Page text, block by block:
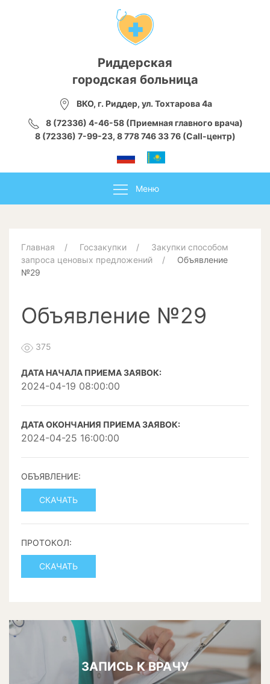
Риддерская
городская больница
ВКО, г. Риддер, ул. Тохтарова 4а
8 (72336) 4-46-58 (Приемная главного врача)
8 (72336) 7-99-23, 8 778 746 33 76 (Call-центр)
Меню
Главная Госзакупки
Закупки способом
запроса ценовых предложений
Объявление
№29
Объявление №29
375
ДАТА НАЧАЛА ПРИЕМА ЗАЯВОК:
2024-04-19 08:00:00
ДАТА ОКОНЧАНИЯ ПРИЕМА ЗАЯВОК:
2024-04-25 16:00:00
ОБЪЯВЛЕНИЕ:
СКАЧАТЬ
ПРОТОКОЛ:
СКАЧАТЬ
ЗАПИСЬ К ВРАЧУ